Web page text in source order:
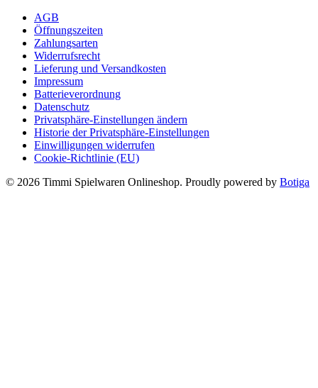
AGB
Öffnungszeiten
Zahlungsarten
Widerrufsrecht
Lieferung und Versandkosten
Impressum
Batterieverordnung
Datenschutz
Privatsphäre-Einstellungen ändern
Historie der Privatsphäre-Einstellungen
Einwilligungen widerrufen
Cookie-Richtlinie (EU)
© 2026 Timmi Spielwaren Onlineshop. Proudly powered by Botiga